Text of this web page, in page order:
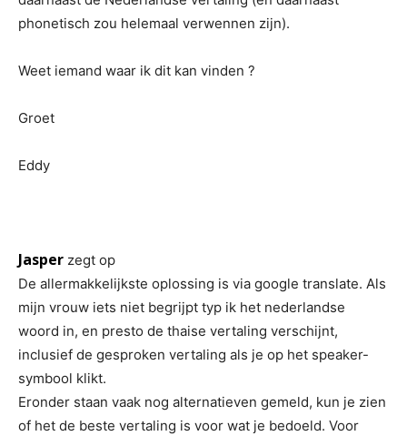
phonetisch zou helemaal verwennen zijn).
Weet iemand waar ik dit kan vinden ?
Groet
Eddy
Jasper zegt op
De allermakkelijkste oplossing is via google translate. Als
mijn vrouw iets niet begrijpt typ ik het nederlandse
woord in, en presto de thaise vertaling verschijnt,
inclusief de gesproken vertaling als je op het speaker-
symbool klikt.
Eronder staan vaak nog alternatieven gemeld, kun je zien
of het de beste vertaling is voor wat je bedoeld. Voor